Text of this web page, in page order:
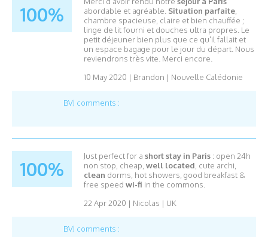
100%
abordable et agréable. Situation parfaite,
chambre spacieuse, claire et bien chauffée ;
linge de lit fourni et douches ultra propres. Le
petit déjeuner bien plus que ce qu'il fallait et
un espace bagage pour le jour du départ. Nous
reviendrons très vite. Merci encore.
10 May 2020 | Brandon | Nouvelle Calédonie
BVJ comments :
100%
Just perfect for a short stay in Paris : open 24h
non stop, cheap, well located, cute archi,
clean dorms, hot showers, good breakfast &
free speed wi-fi in the commons.
22 Apr 2020 | Nicolas | UK
BVJ comments :